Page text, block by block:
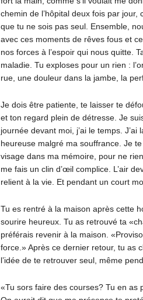
chemin de l’hôpital deux fois par
que tu ne sois pas seul. Ensemble,
avec ces moments de rêves fous et
nos forces à l’espoir qui nous quitte.
maladie. Tu exploses pour un rien :
rue, une douleur dans la jambe, la
Je dois être patiente, te laisser te
et ton regard plein de détresse. Je
journée devant moi, j’ai le temps.
heureuse malgré ma souffrance. Je
visage dans ma mémoire, pour ne
me fais un clin d’œil complice. L’air
relient à la vie. Et pendant un court
Tu es rentré à la maison après cette
sourire heureux. Tu as retrouvé ta
préférais revenir à la maison.
force.» Après ce dernier retour, tu as
l’idée de te retrouver seul, même
«Tu sors faire des courses? Tu en as